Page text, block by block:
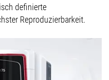
definierte
Reproduzierbarkeit.